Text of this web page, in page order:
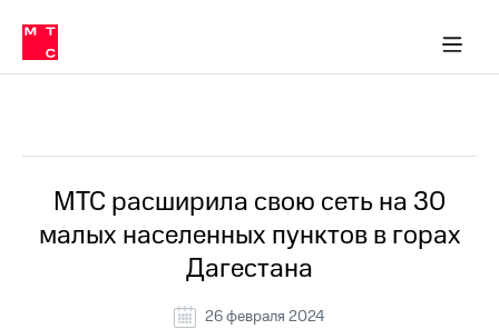
Медиа-центр
и акционерам
Устойчивое развитие
Комплаенс и деловая этика
компании
Карьера
История
компании
Руководство
в МТС
Пресс-
релизы
о технологиях
МТС расширила свою сеть на 30
малых населенных пунктов в горах
Дагестана
26 февраля 2024